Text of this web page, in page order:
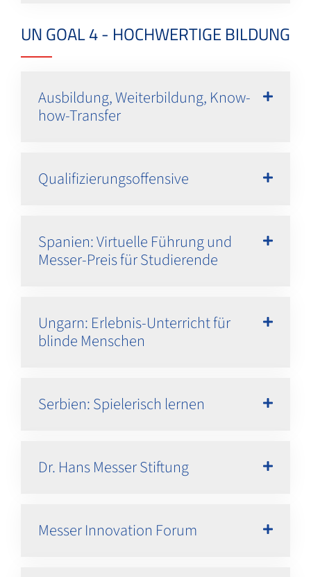
UN GOAL 4 - HOCHWERTIGE BILDUNG
Ausbildung, Weiterbildung, Know-
how-Transfer
Qualifizierungsoffensive
Spanien: Virtuelle Führung und
Messer-Preis für Studierende
Ungarn: Erlebnis-Unterricht für
blinde Menschen
Serbien: Spielerisch lernen
Dr. Hans Messer Stiftung
Messer Innovation Forum